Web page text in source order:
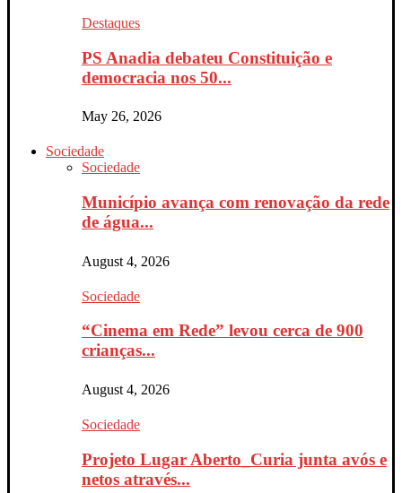
Destaques
PS Anadia debateu Constituição e
democracia nos 50...
May 26, 2026
Sociedade
Sociedade
Município avança com renovação da rede
de água...
August 4, 2026
Sociedade
“Cinema em Rede” levou cerca de 900
crianças...
August 4, 2026
Sociedade
Projeto Lugar Aberto_Curia junta avós e
netos através...